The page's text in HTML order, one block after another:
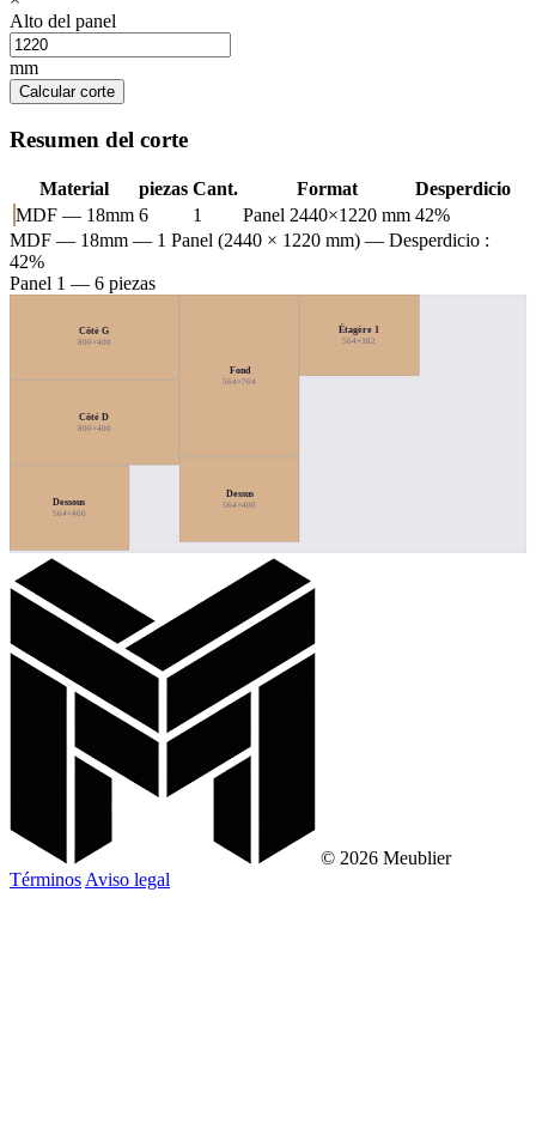
Alto del panel
mm
Calcular corte
Resumen del corte
Material piezas Cant. Format
Desperdicio
MDF — 18mm 6 1 Panel 2440×1220 mm 42%
MDF — 18mm — 1 Panel (2440 × 1220 mm) — Desperdicio :
42%
Panel 1 — 6 piezas
Côté G
800×400
Côté D
800×400
Fond
564×764
Dessus
564×400
Dessous
564×400
Étagère 1
564×382
© 2026 Meublier
Términos Aviso legal